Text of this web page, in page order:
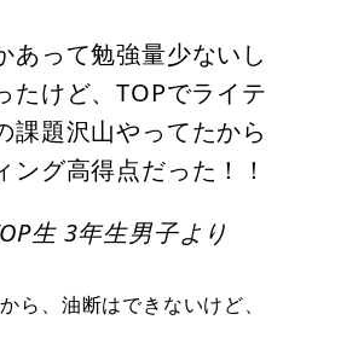
あって勉強量少ないし
たけど、TOPでライテ
課題沢山やってたから
ング高得点だった！！
生 3年生男子より
ら、油断はできないけど、